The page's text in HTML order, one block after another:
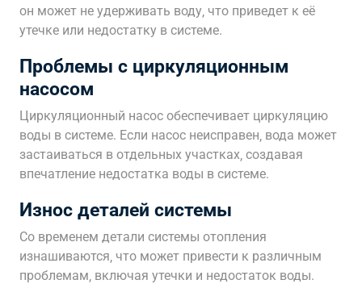
он может не удерживать воду‚ что приведет к её
утечке или недостатку в системе.
Проблемы с циркуляционным
насосом
Циркуляционный насос обеспечивает циркуляцию
воды в системе. Если насос неисправен‚ вода может
застаиваться в отдельных участках‚ создавая
впечатление недостатка воды в системе.
Износ деталей системы
Со временем детали системы отопления
изнашиваются‚ что может привести к различным
проблемам‚ включая утечки и недостаток воды.